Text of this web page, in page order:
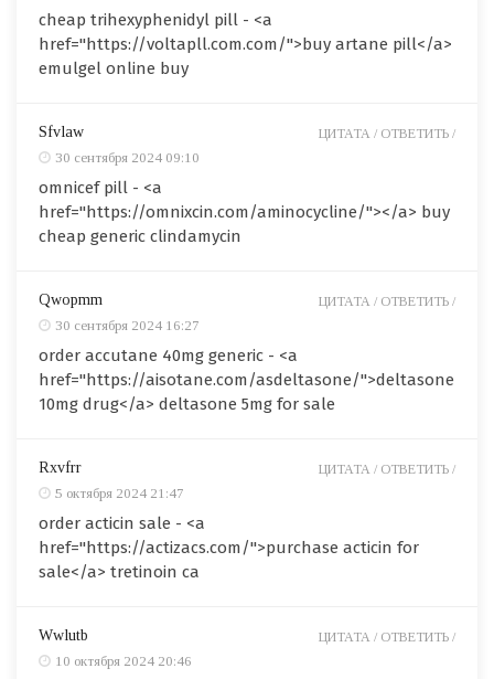
cheap trihexyphenidyl pill - <a
href="https://voltapll.com.com/">buy artane pill</a>
emulgel online buy
Sfvlaw
30 сентября 2024 09:10
omnicef pill - <a
href="https://omnixcin.com/aminocycline/"></a> buy
cheap generic clindamycin
ЦИТАТА / ОТВЕТИТЬ /
Qwopmm
30 сентября 2024 16:27
order accutane 40mg generic - <a
href="https://aisotane.com/asdeltasone/">deltasone
10mg drug</a> deltasone 5mg for sale
ЦИТАТА / ОТВЕТИТЬ /
Rxvfrr
5 октября 2024 21:47
order acticin sale - <a
href="https://actizacs.com/">purchase acticin for
sale</a> tretinoin ca
ЦИТАТА / ОТВЕТИТЬ /
Wwlutb
10 октября 2024 20:46
ЦИТАТА / ОТВЕТИТЬ /